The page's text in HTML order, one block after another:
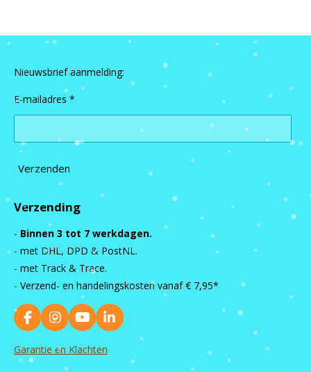
Nieuwsbrief aanmelding:
E-mailadres *
Verzenden
Verzending
- Binnen 3 tot 7 werkdagen.
- met DHL, DPD & PostNL.
- met Track & Trace.
- Verzend- en handelingskosten vanaf € 7,95*
F
a
c
e
I
n
s
Y
o
u
L
i
Garantie en Klachten